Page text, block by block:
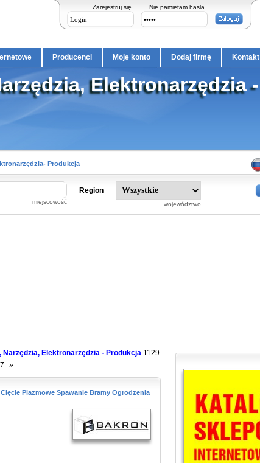
Zarejestruj się Nie pamiętam hasła
Producenci Moje konto Dodaj firmę Kontakt
Elektronarzędzia -
Produkcja
miejscowość
Region
województwo
Narzędzia, Elektronarzędzia - Produkcja 1129
»
Plazmowe Spawanie Bramy Ogrodzenia